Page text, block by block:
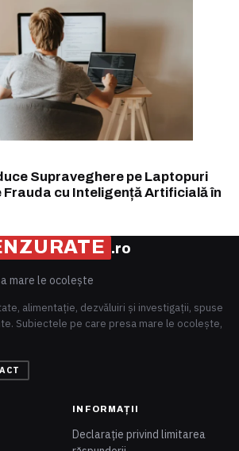
Supraveghere pe Laptopuri
cu Inteligență Artificială în
.ro
mare le ocolește
alimentație, dezvăluiri și investigații, spuse
Subiectele pe care presa mare le ocolește,
INFORMAȚII
Declarație privind limitarea